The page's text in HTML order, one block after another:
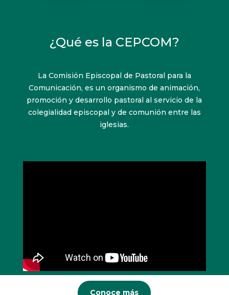
¿Qué es la CEPCOM?
La Comisión Episcopal de Pastoral para la
Comunicación, es un organismo de animación,
promoción y desarrollo pastoral al servicio de la
colegialidad episcopal y de comunión entre las
iglesias.
Conoce más